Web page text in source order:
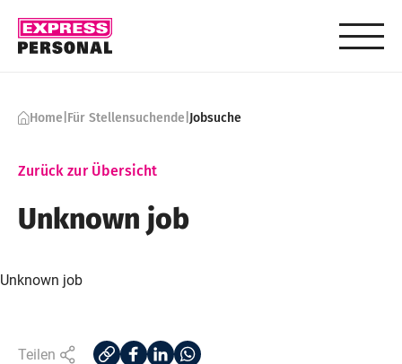
Home|Für Stellensuchende|Jobsuche
Zurück zur Übersicht
Unknown job
Unknown job
Teilen